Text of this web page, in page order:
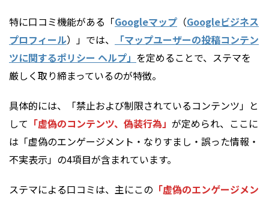
特に口コミ機能がある「Googleマップ （Googleビジネス
プロフィール）」では、
「マップユーザーの投稿コンテン
ツに関するポリシー ヘルプ」 を定めることで、ステマを
厳しく取り締まっているのが特徴。
具体的には、「禁止および制限されているコンテンツ」と
して 「虚偽のコンテンツ、偽装行為」 が定められ、ここに
は「虚偽のエンゲージメント・なりすまし・誤った情報・
不実表示」の4項目が含まれています。
ステマによる口コミは、主にこの 「虚偽のエンゲージメン